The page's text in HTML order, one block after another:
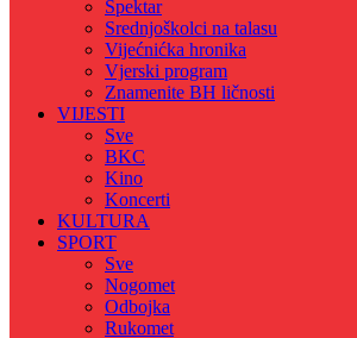
Spektar
Srednjoškolci na talasu
Vijećnićka hronika
Vjerski program
Znamenite BH ličnosti
VIJESTI
Sve
BKC
Kino
Koncerti
KULTURA
SPORT
Sve
Nogomet
Odbojka
Rukomet